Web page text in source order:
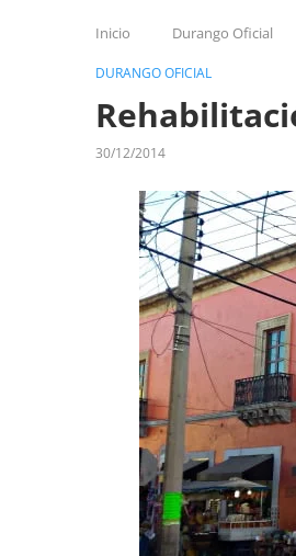
Inicio Durango Oficial
DURANGO OFICIAL
30/12/2014